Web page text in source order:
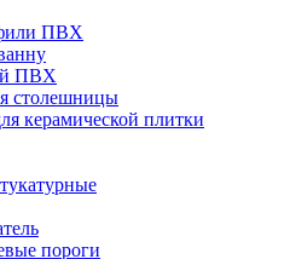
ПВХ
ПВХ
столешницы
керамической плитки
пороги